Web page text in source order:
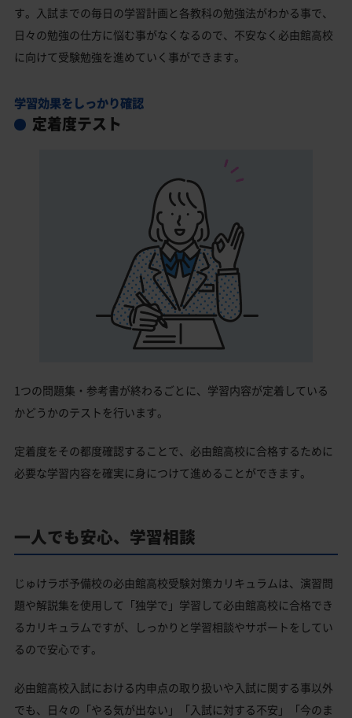
す。入試までの毎日の学習計画と各教科の勉強法がわかる事で、
日々の勉強の仕方に悩む事がなくなるので、不安なく必由館高校
に向けて受験勉強を進めていく事ができます。
学習効果をしっかり確認
定着度テスト
1つの問題集・参考書が終わるごとに、学習内容が定着している
かどうかのテストを行います。
定着度をその都度確認することで、必由館高校に合格するために
必要な学習内容を確実に身につけて進めることができます。
一人でも安心、学習相談
じゅけラボ予備校の必由館高校受験対策カリキュラムは、演習問
題や解説集を使用して「独学で」学習して必由館高校に合格でき
るカリキュラムですが、しっかりと学習相談やサポートをしてい
るので安心です。
必由館高校入試における内申点の取り扱いや入試に関する事以外
でも、日々の「やる気が出ない」「入試に対する不安」「今のま